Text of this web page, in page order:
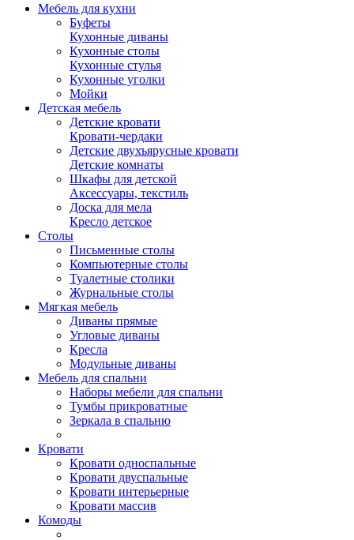
Мебель для кухни
Буфеты
Кухонные диваны
Кухонные столы
Кухонные стулья
Кухонные уголки
Мойки
Детская мебель
Детские кровати
Кровати-чердаки
Детские двухъярусные кровати
Детские комнаты
Шкафы для детской
Аксессуары, текстиль
Доска для мела
Кресло детское
Столы
Письменные столы
Компьютерные столы
Туалетные столики
Журнальные столы
Мягкая мебель
Диваны прямые
Угловые диваны
Кресла
Модульные диваны
Мебель для спальни
Наборы мебели для спальни
Тумбы прикроватные
Зеркала в спальню
Кровати
Кровати односпальные
Кровати двуспальные
Кровати интерьерные
Кровати массив
Комоды